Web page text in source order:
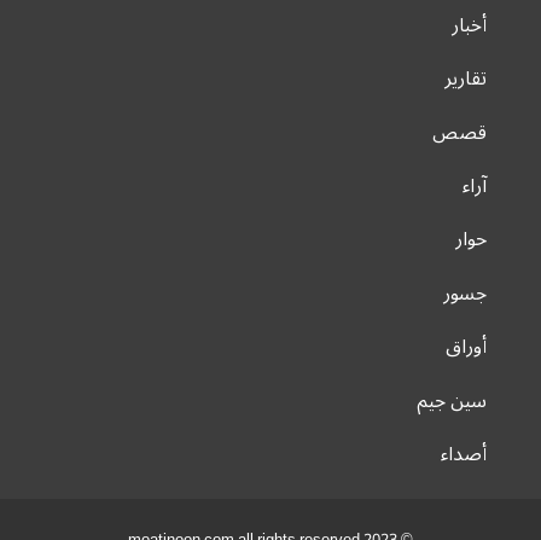
أخبار
تقارير
قصص
آراء
حوار
جسور
أوراق
سين جيم
أصداء